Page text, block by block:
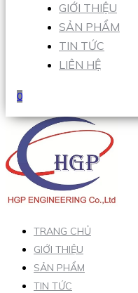
GIỚI THIỆU
SẢN PHẨM
TIN TỨC
LIÊN HỆ
0
TRANG CHỦ
GIỚI THIỆU
SẢN PHẨM
TIN TỨC